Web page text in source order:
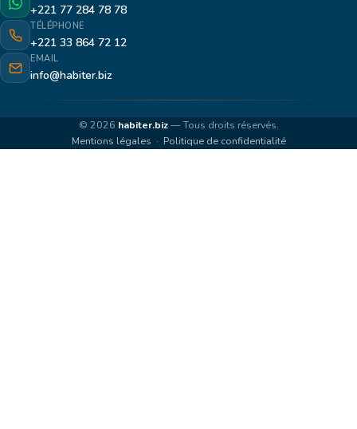
+221 77 284 78 78
TÉLÉPHONE
+221 33 864 72 12
EMAIL
info@habiter.biz
© 2026 habiter.biz— Tous droits réservés.
Mentions légales · Politique de confidentialité